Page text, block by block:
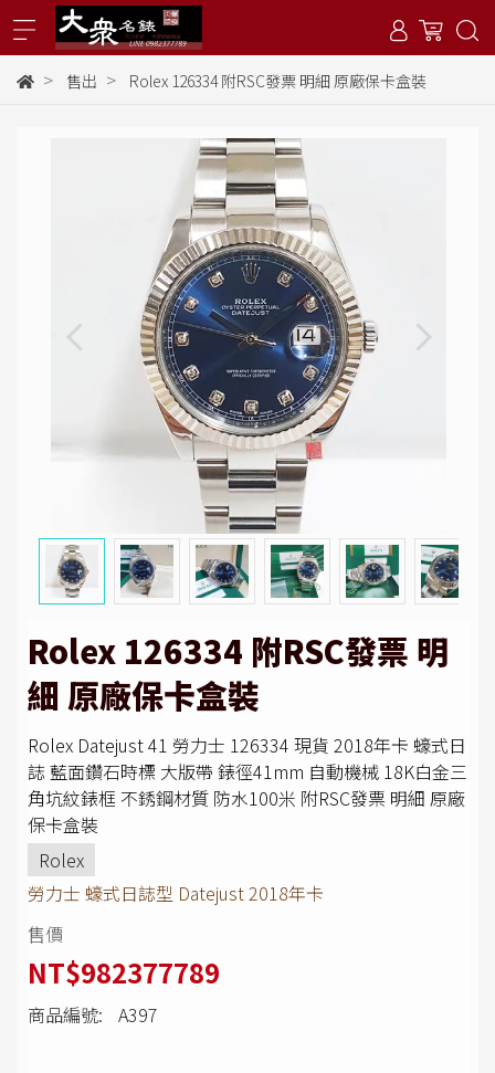
售出 Rolex 126334 附RSC發票 明細 原廠保卡盒裝
Rolex 126334 附RSC發票 明
細 原廠保卡盒裝
Rolex Datejust 41 勞力士 126334 現貨 2018年卡 蠔式日
誌 藍面鑽石時標 大版帶 錶徑41mm 自動機械 18K白金三
角坑紋錶框 不銹鋼材質 防水100米 附RSC發票 明細 原廠
保卡盒裝
Rolex
勞力士 蠔式日誌型 Datejust 2018年卡
售價
NT$982377789
商品編號: A397